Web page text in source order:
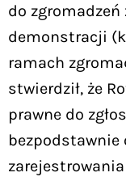
do zgromadzeń
demonstracji
ramach
stwierdził, że
prawne do
bezpodstawnie